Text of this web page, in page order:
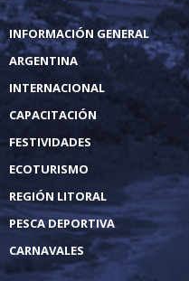
INFORMACIÓN GENERAL
ARGENTINA
INTERNACIONAL
CAPACITACIÓN
FESTIVIDADES
ECOTURISMO
REGIÓN LITORAL
PESCA DEPORTIVA
CARNAVALES